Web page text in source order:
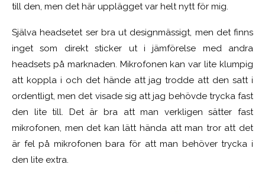
till den, men det här upplägget var helt nytt för mig.
Själva headsetet ser bra ut designmässigt, men det finns
inget som direkt sticker ut i jämförelse med andra
headsets på marknaden. Mikrofonen kan var lite klumpig
att koppla i och det hände att jag trodde att den satt i
ordentligt, men det visade sig att jag behövde trycka fast
den lite till. Det är bra att man verkligen sätter fast
mikrofonen, men det kan lätt hända att man tror att det
är fel på mikrofonen bara för att man behöver trycka i
den lite extra.